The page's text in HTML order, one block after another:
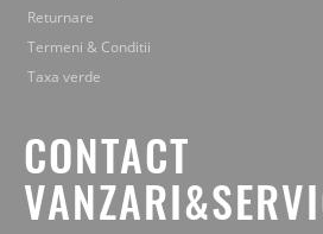
Returnare
Termeni & Conditii
Taxa verde
CONTACT